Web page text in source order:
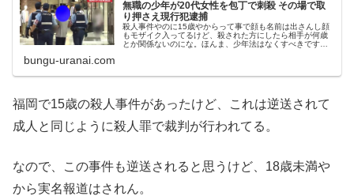
無職の少年が20代女性を包丁で刺殺 その場で取
り押さえ現行犯逮捕
殺人事件やのに15歳やからって事で顔も名前は出さんし顔
もモザイク入ってるけど、殺された方にしたら相手が何歳
とか関係ないのにな。ほんま、少年法はなくすべきです
bungu-uranai.com
福岡で15歳の殺人事件があったけど、これは逆送されて
成人と同じように殺人罪で裁判が行われてる。
なので、この事件も逆送されると思うけど、18歳未満や
から実名報道はされん。